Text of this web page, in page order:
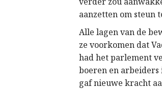
aanzetten om steun
Alle lagen van de
ze voorkomen dat
had het parlement
boeren en arbeiders
gaf nieuwe kracht